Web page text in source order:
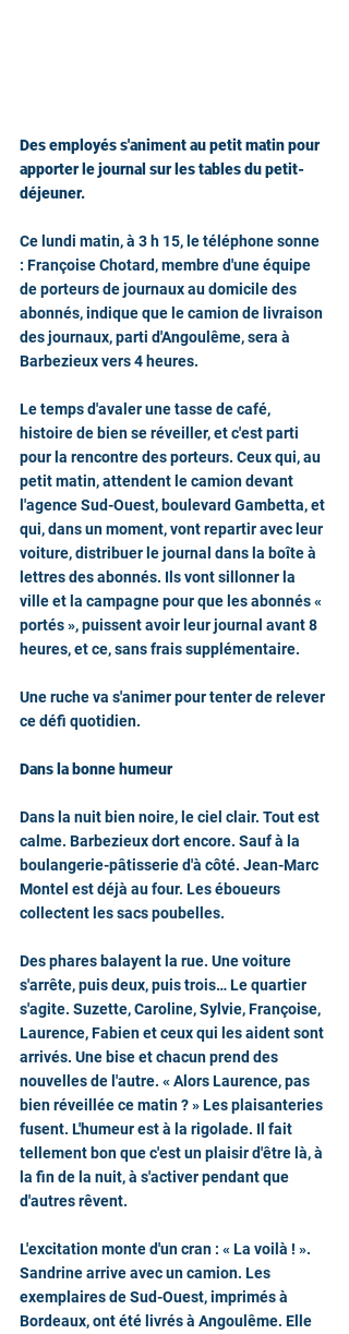
Des employés s'animent au petit matin pour
apporter le journal sur les tables du petit-
déjeuner.
Ce lundi matin, à 3 h 15, le téléphone sonne
: Françoise Chotard, membre d'une équipe
de porteurs de journaux au domicile des
abonnés, indique que le camion de livraison
des journaux, parti d'Angoulême, sera à
Barbezieux vers 4 heures.
Le temps d'avaler une tasse de café,
histoire de bien se réveiller, et c'est parti
pour la rencontre des porteurs. Ceux qui, au
petit matin, attendent le camion devant
l'agence Sud-Ouest, boulevard Gambetta, et
qui, dans un moment, vont repartir avec leur
voiture, distribuer le journal dans la boîte à
lettres des abonnés. Ils vont sillonner la
ville et la campagne pour que les abonnés «
portés », puissent avoir leur journal avant 8
heures, et ce, sans frais supplémentaire.
Une ruche va s'animer pour tenter de relever
ce défi quotidien.
Dans la bonne humeur
Dans la nuit bien noire, le ciel clair. Tout est
calme. Barbezieux dort encore. Sauf à la
boulangerie-pâtisserie d'à côté. Jean-Marc
Montel est déjà au four. Les éboueurs
collectent les sacs poubelles.
Des phares balayent la rue. Une voiture
s'arrête, puis deux, puis trois… Le quartier
s'agite. Suzette, Caroline, Sylvie, Françoise,
Laurence, Fabien et ceux qui les aident sont
arrivés. Une bise et chacun prend des
nouvelles de l'autre. « Alors Laurence, pas
bien réveillée ce matin ? » Les plaisanteries
fusent. L'humeur est à la rigolade. Il fait
tellement bon que c'est un plaisir d'être là, à
la fin de la nuit, à s'activer pendant que
d'autres rêvent.
L'excitation monte d'un cran : « La voilà ! ».
Sandrine arrive avec un camion. Les
exemplaires de Sud-Ouest, imprimés à
Bordeaux, ont été livrés à Angoulême. Elle